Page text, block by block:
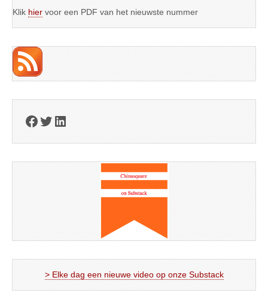
Klik hier voor een PDF van het nieuwste nummer
Facebook
Twitter
LinkedIn
> Elke dag een nieuwe video op onze Substack